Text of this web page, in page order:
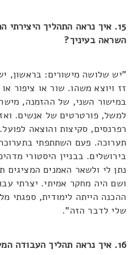
15. איך נראה התהליך
השראה בעיניך?
"יש שלושה מישורים: בראשון,
זז ויוצא משהו. שור או ציפור
במישור השני, של ההזמנה,
למשל, פורטרטים של אנשים.
רפרנסים, סקיצות והוצאה
תערוכה. פעם השתתפתי
בירושלים. בבניין היסטורי
נתן לי ולשאר האמנים
ושם היה מחקר אמיתי. יצרתי
ההכנה הייתה לימודית, ספגתי
שלי לדבר הזה".
16. איך נראה תהליך העבודה המעשי שלך?